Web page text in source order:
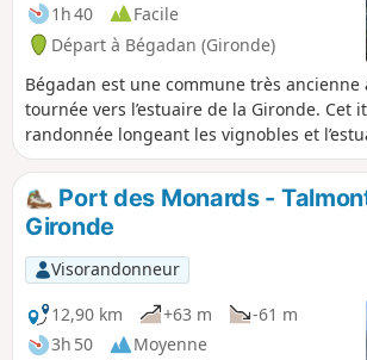
1h 40
Facile
Départ à Bégadan (Gironde)
Bégadan est une commune très
tournée vers l’estuaire de la Gironde. Cet
randonnée longeant les vignobles et
de très beaux points de vue
lorsqu'elle est ouverte la montée en haut
offre une vision à 360° des plus
Avertissement : ne pas emprunter ce
grandes marées, du fait qu'il longe la
sur une partie.
Port des Monards -
Gironde
Visorandonneur
12,90 km
+63 m
-61 m
3h 50
Moyenne